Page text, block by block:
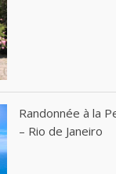
Randonnée à la
– Rio de Janeiro